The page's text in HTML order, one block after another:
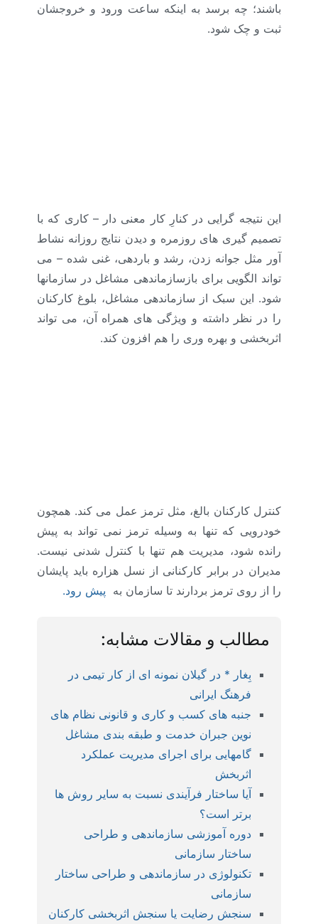
باشند؛ چه برسد به اینکه ساعت ورود و خروجشان
ثبت و چک شود.
این نتیجه گرایی در کنارِ کار معنی دار – کاری که با
تصمیم گیری های روزمره و دیدن نتایج روزانه نشاط
آور مثل جوانه زدن، رشد و باردهی، غنی شده – می
تواند الگویی برای بازسازماندهی مشاغل در سازمانها
شود. این سبک از سازماندهی مشاغل، بلوغ کارکنان
را در نظر داشته و ویژگی های همراه آن، می تواند
اثربخشی و بهره وری را هم افزون کند.
کنترل کارکنان بالغ، مثل ترمز عمل می کند. همچون
خودرویی که تنها به وسیله ترمز نمی تواند به پیش
رانده شود، مدیریت هم تنها با کنترل شدنی نیست.
مدیران در برابر کارکنانی از نسل هزاره باید پایشان
را از روی ترمز بردارند تا سازمان به پیش رود.
مطالب و مقالات مشابه:
بِغار * در گیلان نمونه ای از کار تیمی در
فرهنگ ایرانی
جنبه های کسب و کاری و قانونی نظام های
نوین جبران خدمت و طبقه بندی مشاغل
گامهایی برای اجرای مدیریت عملکرد
اثربخش
آیا ساختار فرآیندی نسبت به سایر روش ­ها
برتر است؟
دوره آموزشی سازماندهی و طراحی
ساختار سازمانی
تکنولوژی در سازماندهی و طراحی ساختار
سازمانی
سنجش رضایت یا سنجش اثربخشی کارکنان